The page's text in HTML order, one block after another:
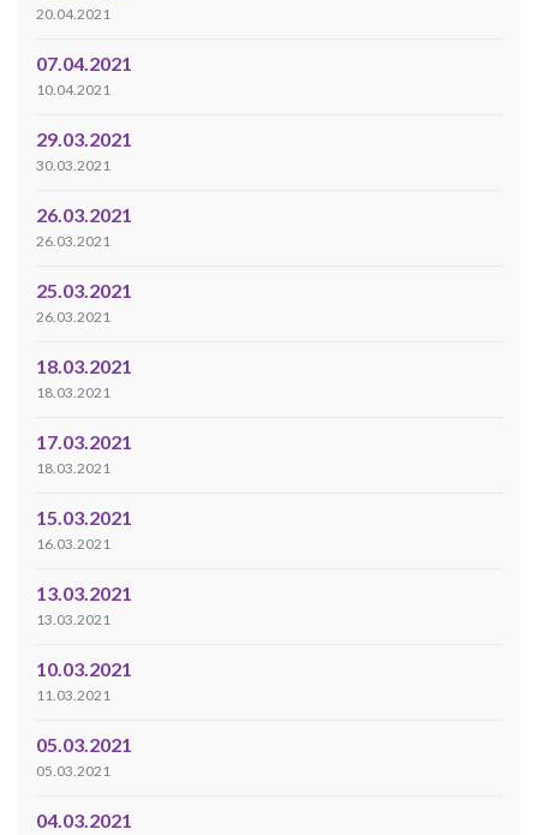
20.04.2021
07.04.2021
10.04.2021
29.03.2021
30.03.2021
26.03.2021
26.03.2021
25.03.2021
26.03.2021
18.03.2021
18.03.2021
17.03.2021
18.03.2021
15.03.2021
16.03.2021
13.03.2021
13.03.2021
10.03.2021
11.03.2021
05.03.2021
05.03.2021
04.03.2021